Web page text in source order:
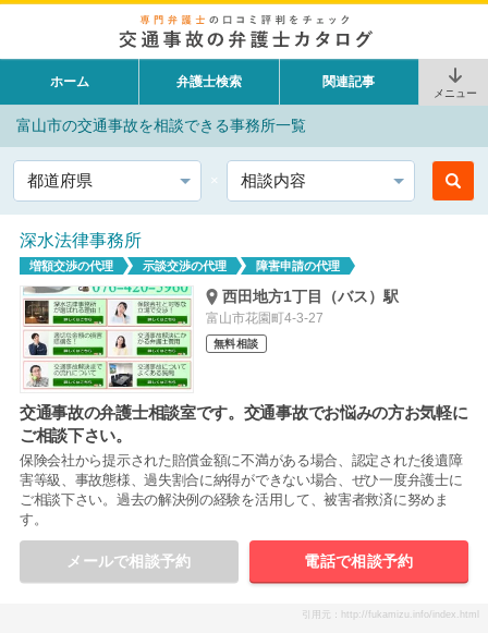
ホーム 弁護士検索 関連記事
メニュー
富山市の交通事故を相談できる事務所一覧
都道府県 相談内容
深水法律事務所
増額交渉の代理 示談交渉の代理 障害申請の代理
西田地方1丁目（バス）駅
富山市花園町4-3-27
無料相談
交通事故の弁護士相談室です。交通事故でお悩みの方お気軽に
ご相談下さい。
保険会社から提示された賠償金額に不満がある場合、認定された後遺障
害等級、事故態様、過失割合に納得ができない場合、ぜひ一度弁護士に
ご相談下さい。過去の解決例の経験を活用して、被害者救済に努めま
す。
メールで相談予約 電話で相談予約
引用元：http://fukamizu.info/index.html